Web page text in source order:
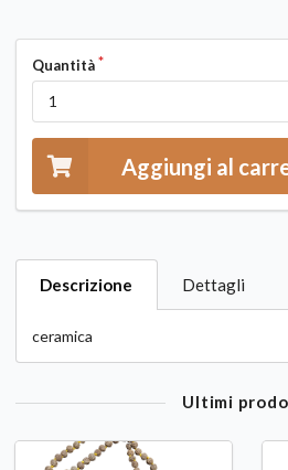
Quantità
Aggiungi al
Descrizione Dettagli
ceramica
Ultimi